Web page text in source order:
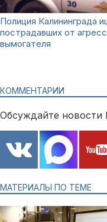
Полиция Калининграда
пострадавших от
вымогателя
КОММЕНТАРИИ
Обсуждайте новости
МАТЕРИАЛЫ ПО ТЕМЕ